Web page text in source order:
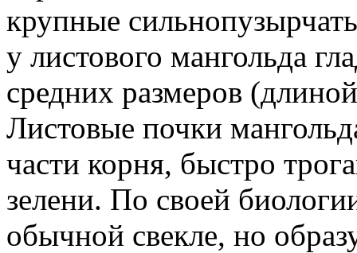
крупные
у листового мангольда
средних размеров
Листовые почки
части корня, быстро
зелени. По своей
обычной свекле, но